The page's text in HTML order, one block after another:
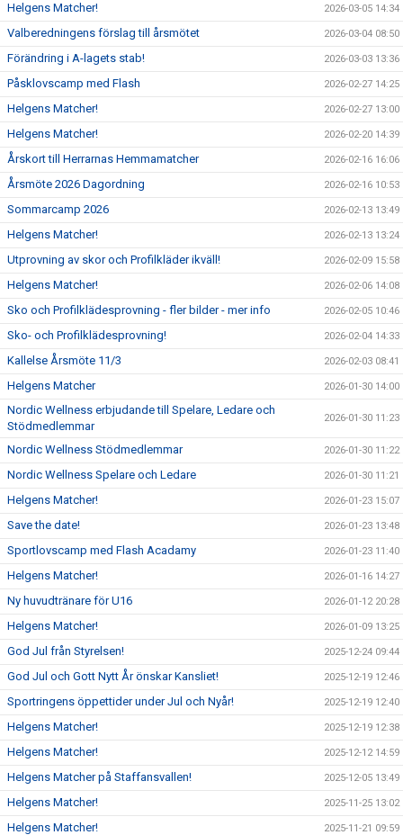
Helgens Matcher! 2026-03-05 14:34
Valberedningens förslag till årsmötet 2026-03-04 08:50
Förändring i A-lagets stab! 2026-03-03 13:36
Påsklovscamp med Flash 2026-02-27 14:25
Helgens Matcher! 2026-02-27 13:00
Helgens Matcher! 2026-02-20 14:39
Årskort till Herrarnas Hemmamatcher 2026-02-16 16:06
Årsmöte 2026 Dagordning 2026-02-16 10:53
Sommarcamp 2026 2026-02-13 13:49
Helgens Matcher! 2026-02-13 13:24
Utprovning av skor och Profilkläder ikväll! 2026-02-09 15:58
Helgens Matcher! 2026-02-06 14:08
Sko och Profilklädesprovning - fler bilder - mer info 2026-02-05 10:46
Sko- och Profilklädesprovning! 2026-02-04 14:33
Kallelse Årsmöte 11/3 2026-02-03 08:41
Helgens Matcher 2026-01-30 14:00
Nordic Wellness erbjudande till Spelare, Ledare och
Stödmedlemmar
2026-01-30 11:23
Nordic Wellness Stödmedlemmar 2026-01-30 11:22
Nordic Wellness Spelare och Ledare 2026-01-30 11:21
Helgens Matcher! 2026-01-23 15:07
Save the date! 2026-01-23 13:48
Sportlovscamp med Flash Acadamy 2026-01-23 11:40
Helgens Matcher! 2026-01-16 14:27
Ny huvudtränare för U16 2026-01-12 20:28
Helgens Matcher! 2026-01-09 13:25
God Jul från Styrelsen! 2025-12-24 09:44
God Jul och Gott Nytt År önskar Kansliet! 2025-12-19 12:46
Sportringens öppettider under Jul och Nyår! 2025-12-19 12:40
Helgens Matcher! 2025-12-19 12:38
Helgens Matcher! 2025-12-12 14:59
Helgens Matcher på Staffansvallen! 2025-12-05 13:49
Helgens Matcher! 2025-11-25 13:02
Helgens Matcher! 2025-11-21 09:59